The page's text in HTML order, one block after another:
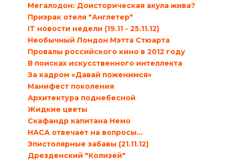
Мегалодон: Доисторическая акула жива?
Призрак отеля "Англетер"
IT новости недели (19.11 - 25.11.12)
Необычный Лондон Мэтта Стюарта
Провалы российского кино в 2012 году
В поисках искусственного интеллекта
За кадром «Давай поженимся»
Манифест поколения
Архитектура поднебесной
Жидкие цветы
Скафандр капитана Немо
НАСА отвечает на вопросы…
Эпистолярные забавы (21.11.12)
Дрезденский "Колизей"